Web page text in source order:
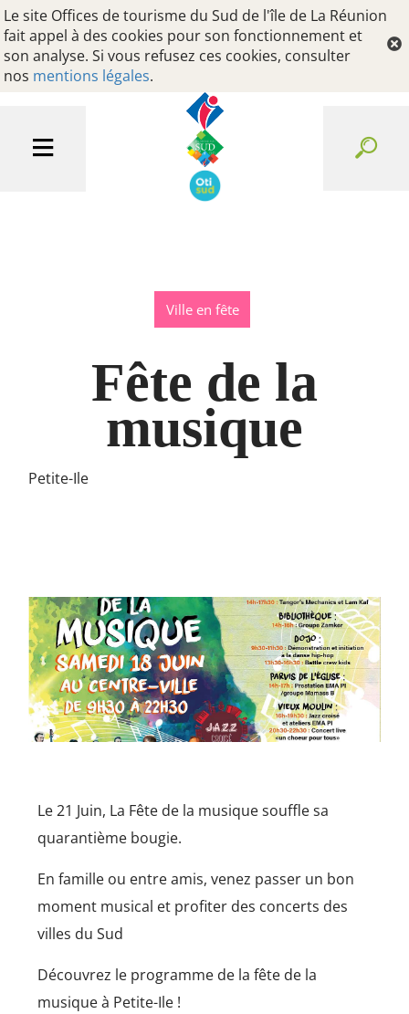
Le site Offices de tourisme du Sud de l'île de La Réunion
fait appel à des cookies pour son fonctionnement et
son analyse. Si vous refusez ces cookies, consulter
nos mentions légales.
Ville en fête
Fête de la
musique
Petite-Ile
Le 21 Juin, La Fête de la musique souffle sa
quarantième bougie.
En famille ou entre amis, venez passer un bon
moment musical et profiter des concerts des
villes du Sud
Découvrez le programme de la fête de la
musique à Petite-Ile !